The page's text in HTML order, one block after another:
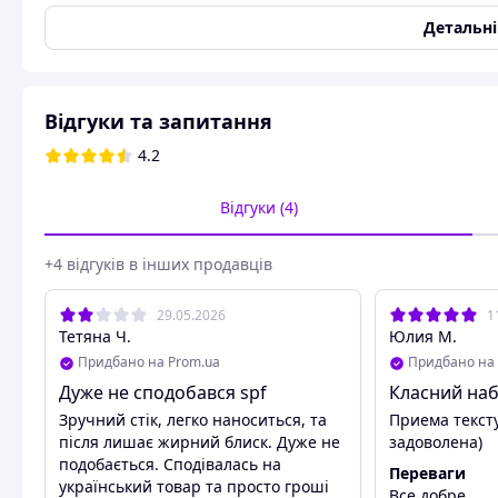
Тип фактора захисту
Широкий спектр
Тип шкіри
Комбінована (Змішана),
Упаковка засобу
Вага
Користувальницькі характеристики
PPC
753196332
SET_IDs
В набір входить:
Сонцезахисний стік для обличчя HOLLYSKIN
g
Крем для щоденного очищення шкіри обличчя з
Foam Milk So Clean., 40 ml
Сонцезахисний стік для обличчя HOLLYSKIN
Відгуки та запитання
4.2
Відгуки (4)
+4 відгуків в інших продавців
29.05.2026
Тетяна Ч.
Придбано на Prom.ua
Дуже не сподобався spf
Зручний стік, легко наноситься, та
після лишає жирний блиск. Дуже не
подобається. Сподівалась на
український товар та просто гроші
Юлия М.
Придбано на
Класний
Приема
задоволена)
Переваги